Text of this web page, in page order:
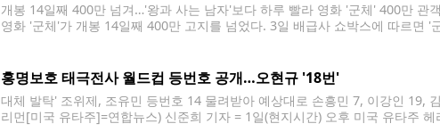
개봉 14일째 400만 넘겨…'왕과 사는 남자'보다 하루 빨라 영화 '군체' 400만 관
영화 '군체'가 개봉 14일째 400만 고지를 넘었다. 3일 배급사 쇼박스에 따르면 '
홍명보호 태극전사 월드컵 등번호 공개…오현규 '18번'
대체 발탁' 조위제, 조유민 등번호 14 물려받아 예상대로 손흥민 7, 이강인 19,
리먼[미국 유타주]=연합뉴스) 신준희 기자 = 1일(현지시간) 오후 미국 유타주